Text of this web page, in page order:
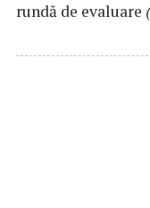
rundă de evaluare